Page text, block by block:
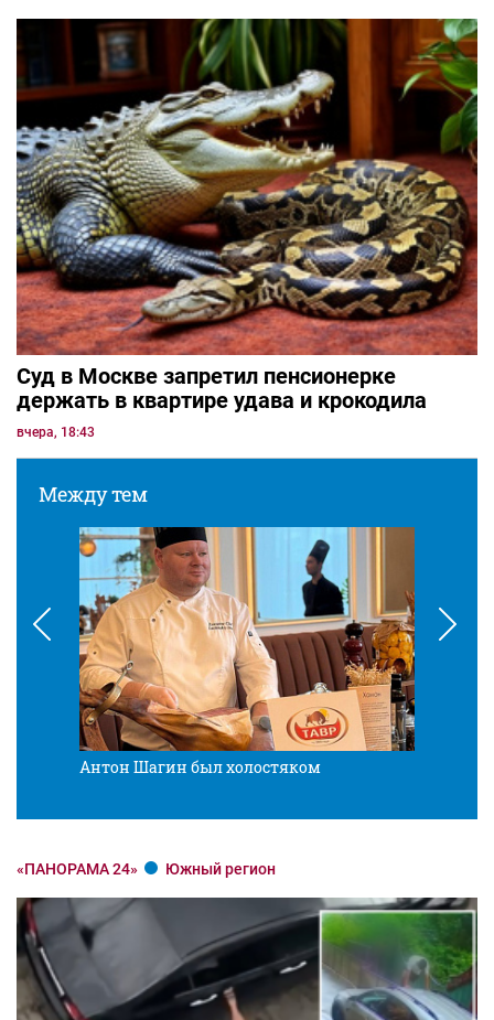
Суд в Москве запретил пенсионерке
держать в квартире удава и крокодила
вчера, 18:43
Между тем
Антон Шагин был холостяком
«ПАНОРАМА 24» Южный регион